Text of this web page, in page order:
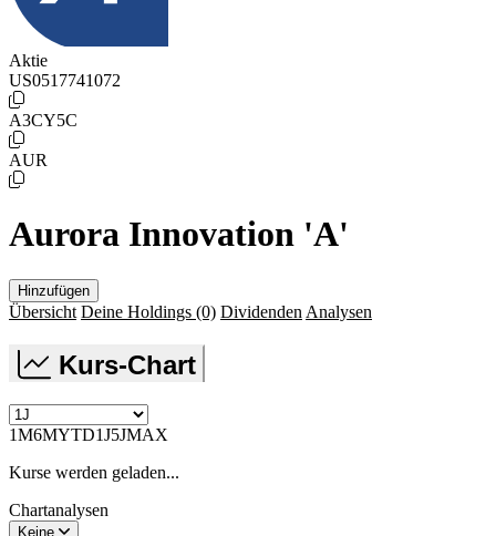
Aktie
US0517741072
A3CY5C
AUR
Aurora Innovation 'A'
Hinzufügen
Übersicht Deine Holdings (0) Dividenden Analysen
Kurs-Chart
1M6MYTD1J5JMAX
Kurse werden geladen...
Chartanalysen
Keine